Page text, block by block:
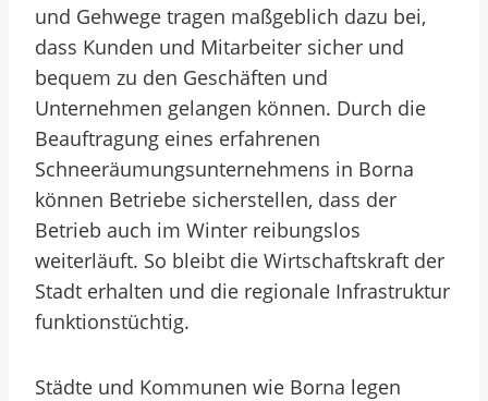
und Gehwege tragen maßgeblich dazu bei,
dass Kunden und Mitarbeiter sicher und
bequem zu den Geschäften und
Unternehmen gelangen können. Durch die
Beauftragung eines erfahrenen
Schneeräumungsunternehmens in Borna
können Betriebe sicherstellen, dass der
Betrieb auch im Winter reibungslos
weiterläuft. So bleibt die Wirtschaftskraft der
Stadt erhalten und die regionale Infrastruktur
funktionstüchtig.
Städte und Kommunen wie Borna legen